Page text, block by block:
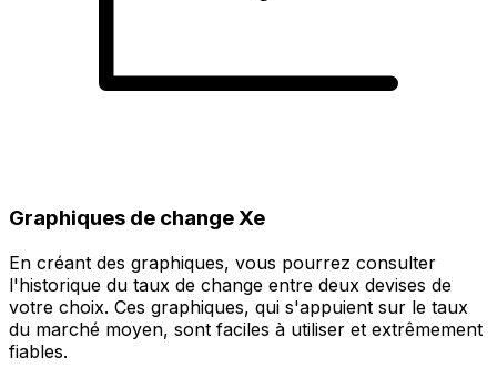
Graphiques de change Xe
En créant des graphiques, vous pourrez consulter
l'historique du taux de change entre deux devises de
votre choix. Ces graphiques, qui s'appuient sur le taux
du marché moyen, sont faciles à utiliser et extrêmement
fiables.